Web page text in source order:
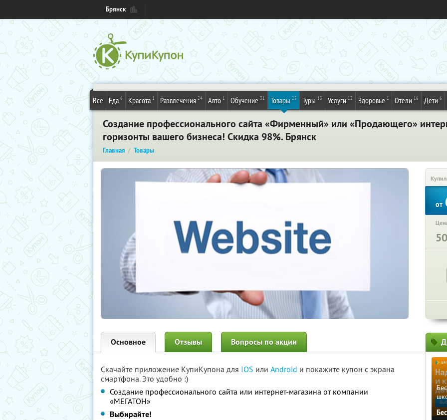
Брянск
Все Еда 6 Красота 1 Развлечения 24 Авто 1 Обучение 31 Товары 25 Туры 13 Услуги 12 Здоровье 1 Отели 16 Дети 6
Создание профессионального сайта «Фирменный» или «Продающего»
горизонты вашего бизнеса! Скидка 98%. Брянск
Главная Товары
от
Основное Отзывы Вопросы по акции
Скачайте приложение КупиКупона для IOS или Android и покажите купон с экрана
смартфона. Это удобно :)
Создание профессионального сайта или интернет-магазина от компании
«МЕГАТОН»
Выбирайте!